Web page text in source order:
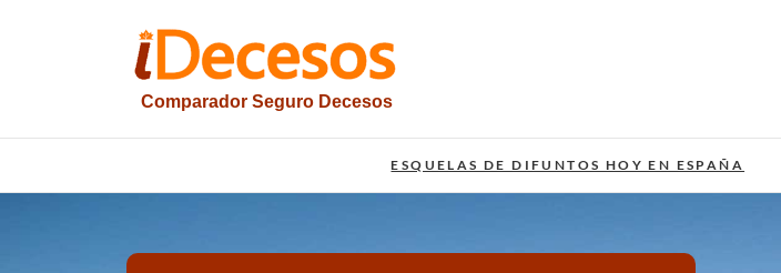
Comparador Seguro Decesos
iesquelas ESQUELAS DE DIFUNTOS HOY EN ESPAÑA